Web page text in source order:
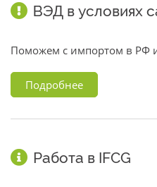
ВЭД в условиях
Поможем с импортом в РФ
Подробнее
Работа в IFCG